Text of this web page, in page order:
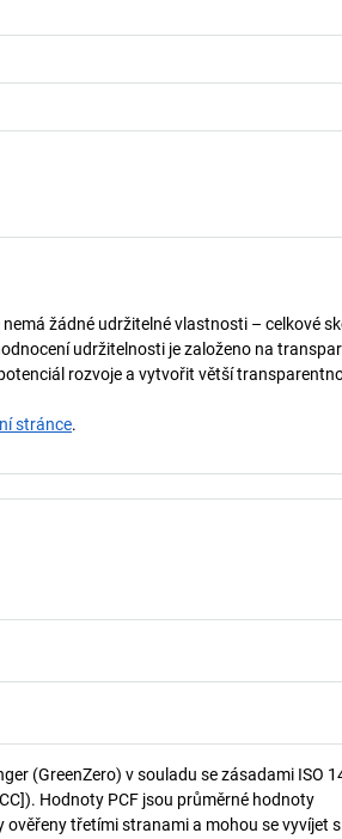
žádné udržitelné vlastnosti – celkové
udržitelnosti je založeno na
rozvoje a vytvořit větší
stránce.
(GreenZero) v souladu se zásadami ISO
Hodnoty PCF jsou průměrné hodnoty
třetími stranami a mohou se vyvíjet